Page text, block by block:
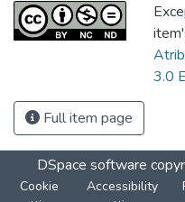
3.0
Full item page
DSpace software
Cookie
Accessibility